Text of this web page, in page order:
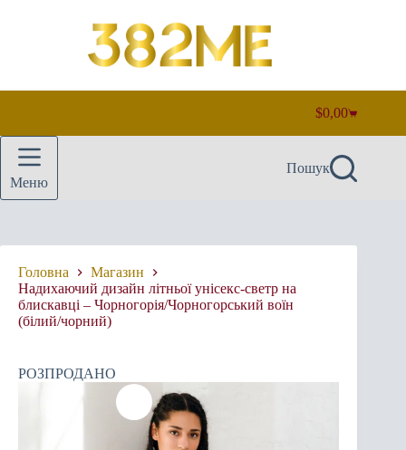
Кошик
$0,00
Меню
Пошук
Головна
Магазин
Надихаючий дизайн літньої унісекс-светр на
блискавці – Чорногорія/Чорногорський воїн
(білий/чорний)
РОЗПРОДАНО